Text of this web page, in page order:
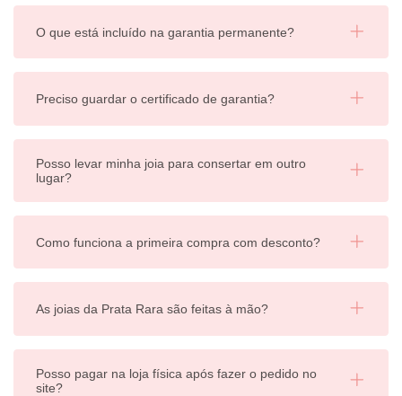
O que está incluído na garantia permanente?
Preciso guardar o certificado de garantia?
Posso levar minha joia para consertar em outro
lugar?
Como funciona a primeira compra com desconto?
As joias da Prata Rara são feitas à mão?
Posso pagar na loja física após fazer o pedido no
site?